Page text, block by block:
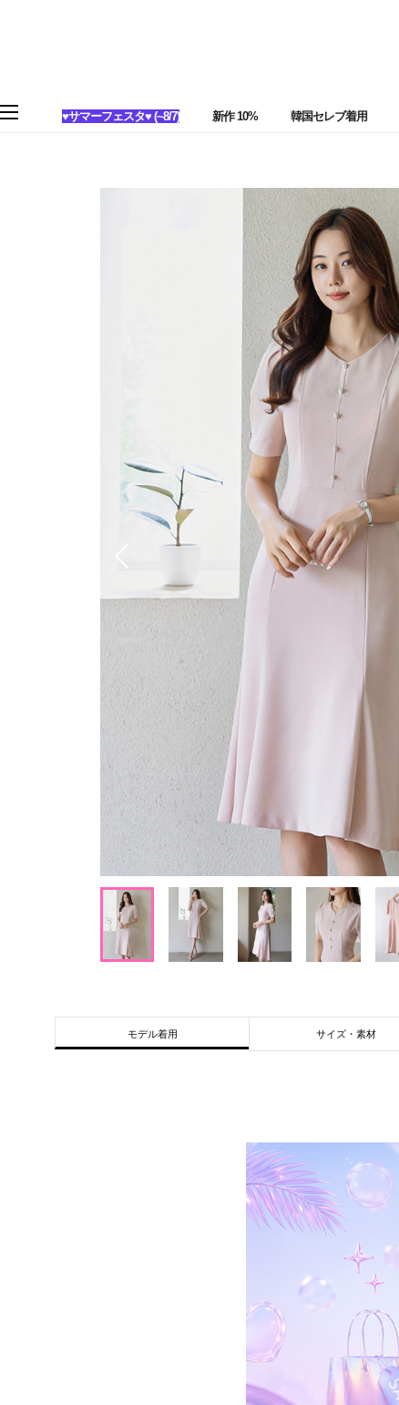
♥サマーフェスタ♥ (~8/7) 新作 10% 韓国セレブ着用
モデル着用 サイズ・素材